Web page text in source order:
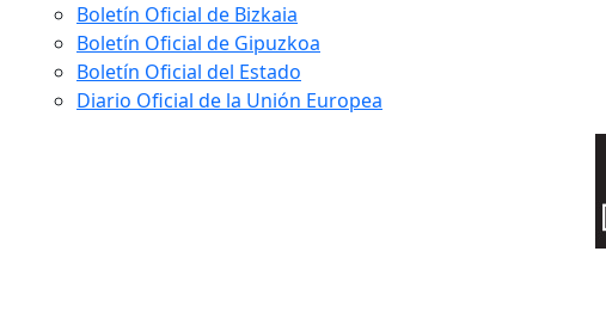
Boletín Oficial de Bizkaia
Boletín Oficial de Gipuzkoa
Boletín Oficial del Estado
Diario Oficial de la Unión Europea